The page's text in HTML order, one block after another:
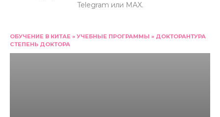
Telegram или MAX.
содержанию
ОБУЧЕНИЕ В КИТАЕ » УЧЕБНЫЕ ПРОГРАММЫ » ДОКТОРАНТУРА
СТЕПЕНЬ ДОКТОРА